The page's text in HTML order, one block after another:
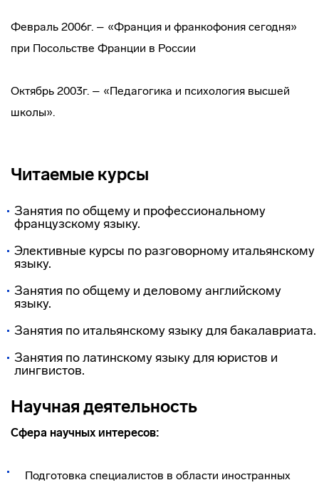
Февраль 2006г. – «Франция и франкофония сегодня»
при Посольстве Франции в России
Октябрь 2003г. – «Педагогика и психология высшей
школы».
Читаемые курсы
Занятия по общему и профессиональному
французскому языку.
Элективные курсы по разговорному итальянскому
языку.
Занятия по общему и деловому английскому
языку.
Занятия по итальянскому языку для бакалавриата.
Занятия по латинскому языку для юристов и
лингвистов.
Научная деятельность
Сфера научных интересов:
Подготовка специалистов в области иностранных